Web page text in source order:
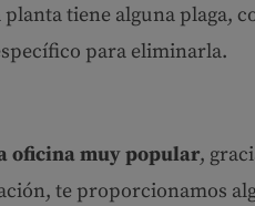
tiene alguna plaga,
para eliminarla.
oficina muy popular,
te proporcionamos